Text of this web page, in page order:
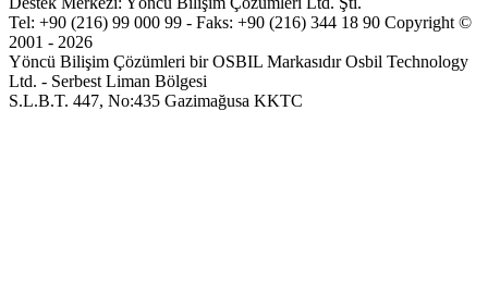
Tel: +90 (216) 99 000 99 - Faks: +90 (216) 344 18 90 Copyright ©
2001 - 2026
Yöncü Bilişim Çözümleri bir OSBIL Markasıdır Osbil Technology
Ltd. - Serbest Liman Bölgesi
S.L.B.T. 447, No:435 Gazimağusa KKTC